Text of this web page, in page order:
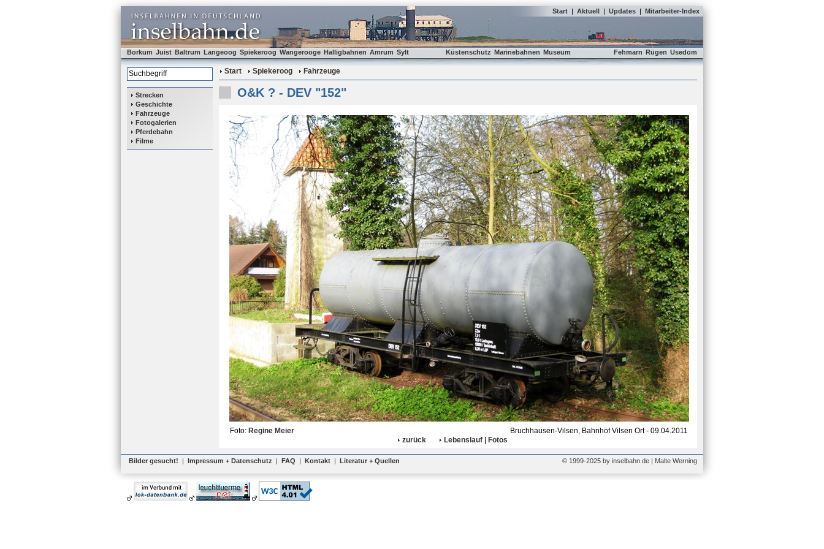
Start | Aktuell | Updates | Mitarbeiter-Index
Borkum Juist Baltrum Langeoog Spiekeroog Wangerooge Halligbahnen Amrum Sylt Küstenschutz Marinebahnen Museum Fehmarn Rügen Usedom
Strecken
Geschichte
Fahrzeuge
Fotogalerien
Pferdebahn
Filme
Start Spiekeroog Fahrzeuge
O&K ? - DEV "152"
Foto: Regine Meier
Bruchhausen-Vilsen, Bahnhof Vilsen Ort - 09.04.2011
zurück
Lebenslauf | Fotos
Bilder gesucht! | Impressum + Datenschutz | FAQ | Kontakt | Literatur + Quellen © 1999-2025 by inselbahn.de | Malte Werning